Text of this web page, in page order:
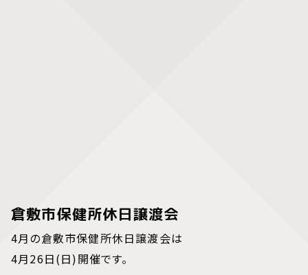
倉敷市保健所休日譲渡会
4月の倉敷市保健所休日譲渡会は
4月26日(日)開催です。